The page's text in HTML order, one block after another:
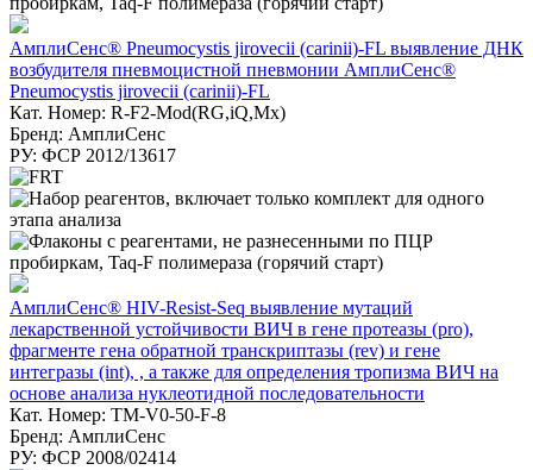
АмплиСенс® Pneumocystis jirovecii (carinii)-FL выявление ДНК
возбудителя пневмоцистной пневмонии АмплиСенс®
Pneumocystis jirovecii (carinii)-FL
Кат. Номер: R-F2-Mod(RG,iQ,Mx)
Бренд: АмплиСенс
РУ: ФСР 2012/13617
АмплиСенс® HIV-Resist-Seq выявление мутаций
лекарственной устойчивости ВИЧ в гене протеазы (pro),
фрагменте гена обратной транскриптазы (rev) и гене
интегразы (int), , а также для определения тропизма ВИЧ на
основе анализа нуклеотидной последовательности
Кат. Номер: TM-V0-50-F-8
Бренд: АмплиСенс
РУ: ФСР 2008/02414